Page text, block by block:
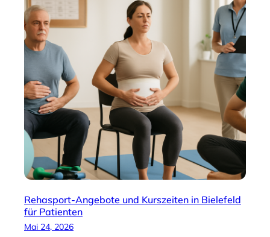
Rehasport-Angebote und Kurszeiten in Bielefeld
für Patienten
Mai 24, 2026